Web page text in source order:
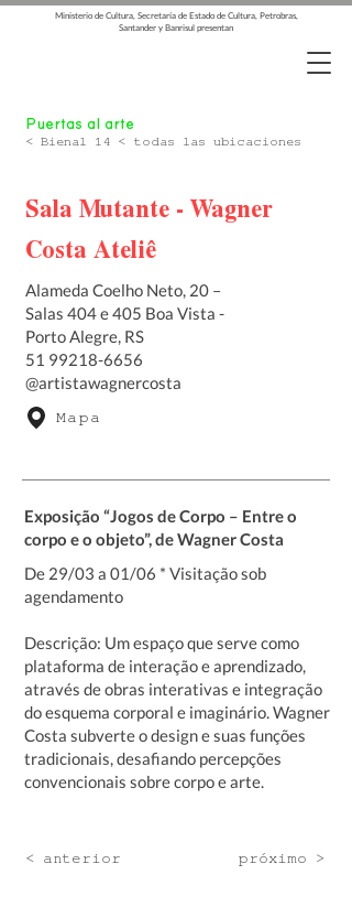
Ministerio de Cultura, Secretaría de Estado de Cultura, Petrobras,
Santander y Banrisul presentan
< Bienal 14 < todas las ubicaciones
Puertas al arte
Sala Mutante - Wagner
Costa Ateliê
Alameda Coelho Neto, 20 –
Salas 404 e 405 Boa Vista -
Porto Alegre, RS
51 99218-6656
@artistawagnercosta
Mapa
Exposição “Jogos de Corpo – Entre o
corpo e o objeto”, de Wagner Costa
De 29/03 a 01/06 * Visitação sob
agendamento
Descrição: Um espaço que serve como
plataforma de interação e aprendizado,
através de obras interativas e integração
do esquema corporal e imaginário. Wagner
Costa subverte o design e suas funções
tradicionais, desafiando percepções
convencionais sobre corpo e arte.
< anterior próximo >